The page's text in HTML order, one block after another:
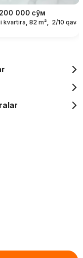
000 сўм
kvartira, 82 m², 2/10 qavat